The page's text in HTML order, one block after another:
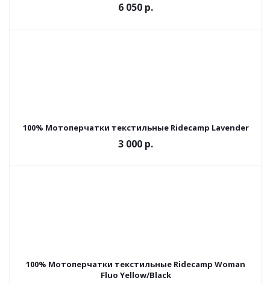
6 050 р.
100% Мотоперчатки текстильные Ridecamp Lavender
3 000 р.
100% Мотоперчатки текстильные Ridecamp Woman
Fluo Yellow/Black